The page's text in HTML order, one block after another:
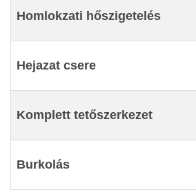
Homlokzati hőszigetelés
Hejazat csere
Komplett tetőszerkezet
Burkolás